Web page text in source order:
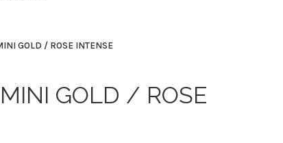
GOLD / ROSE INTENSE
GOLD / ROSE